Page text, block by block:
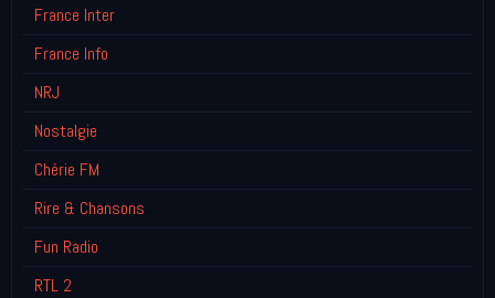
France Inter
France Info
NRJ
Nostalgie
Chérie FM
Rire & Chansons
Fun Radio
RTL 2